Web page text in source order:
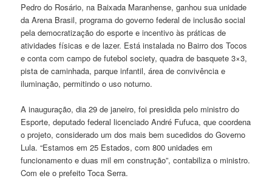
Pedro do Rosário, na Baixada Maranhense, ganhou sua unidade
da Arena Brasil, programa do governo federal de inclusão social
pela democratização do esporte e incentivo às práticas de
atividades físicas e de lazer. Está instalada no Bairro dos Tocos
e conta com campo de futebol society, quadra de basquete 3×3,
pista de caminhada, parque infantil, área de convivência e
iluminação, permitindo o uso noturno.
A inauguração, dia 29 de janeiro, foi presidida pelo ministro do
Esporte, deputado federal licenciado André Fufuca, que coordena
o projeto, considerado um dos mais bem sucedidos do Governo
Lula. “Estamos em 25 Estados, com 800 unidades em
funcionamento e duas mil em construção”, contabiliza o ministro.
Com ele o prefeito Toca Serra.